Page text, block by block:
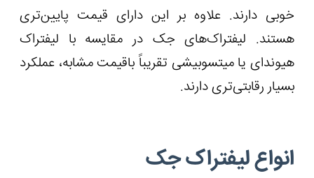
خوبی دارند. علاوه بر این دارای قیمت پایین‌تری
هستند. لیفتراک‌های جک در مقایسه با لیفتراک
هیوندای یا میتسوبیشی تقریباً باقیمت مشابه، عملکرد
بسیار رقابتی‌تری دارند.
انواع لیفتراک جک